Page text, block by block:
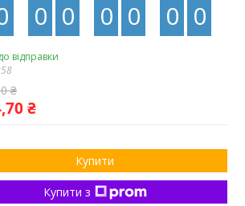
0 0 0 0 0 0
відправки
₴
₴
Купити
Купити з